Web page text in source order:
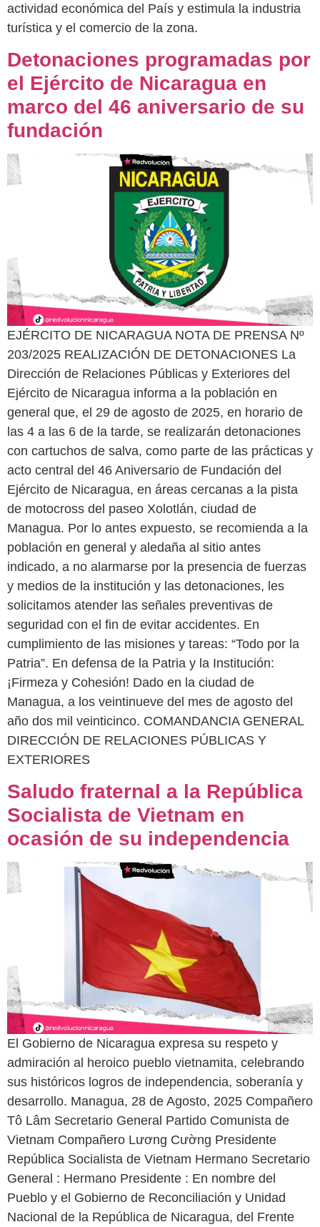
actividad económica del País y estimula la industria
turística y el comercio de la zona.
Detonaciones programadas por
el Ejército de Nicaragua en
marco del 46 aniversario de su
fundación
EJÉRCITO DE NICARAGUA NOTA DE PRENSA Nº
203/2025 REALIZACIÓN DE DETONACIONES La
Dirección de Relaciones Públicas y Exteriores del
Ejército de Nicaragua informa a la población en
general que, el 29 de agosto de 2025, en horario de
las 4 a las 6 de la tarde, se realizarán detonaciones
con cartuchos de salva, como parte de las prácticas y
acto central del 46 Aniversario de Fundación del
Ejército de Nicaragua, en áreas cercanas a la pista
de motocross del paseo Xolotlán, ciudad de
Managua. Por lo antes expuesto, se recomienda a la
población en general y aledaña al sitio antes
indicado, a no alarmarse por la presencia de fuerzas
y medios de la institución y las detonaciones, les
solicitamos atender las señales preventivas de
seguridad con el fin de evitar accidentes. En
cumplimiento de las misiones y tareas: “Todo por la
Patria”. En defensa de la Patria y la Institución:
¡Firmeza y Cohesión! Dado en la ciudad de
Managua, a los veintinueve del mes de agosto del
año dos mil veinticinco. COMANDANCIA GENERAL
DIRECCIÓN DE RELACIONES PÚBLICAS Y
EXTERIORES
Saludo fraternal a la República
Socialista de Vietnam en
ocasión de su independencia
El Gobierno de Nicaragua expresa su respeto y
admiración al heroico pueblo vietnamita, celebrando
sus históricos logros de independencia, soberanía y
desarrollo. Managua, 28 de Agosto, 2025 Compañero
Tô Lâm Secretario General Partido Comunista de
Vietnam Compañero Lương Cường Presidente
República Socialista de Vietnam Hermano Secretario
General : Hermano Presidente : En nombre del
Pueblo y el Gobierno de Reconciliación y Unidad
Nacional de la República de Nicaragua, del Frente